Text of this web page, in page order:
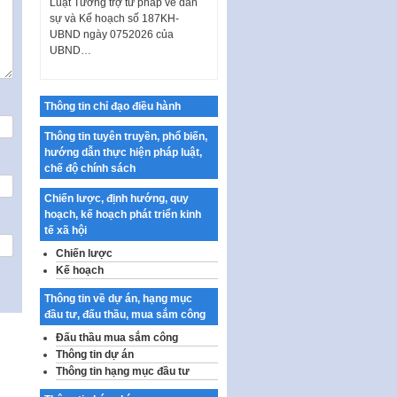
sự và Kế hoạch số 187KH-
UBND ngày 0752026 của
UBND…
thành phố Hà Nội
chính luận về bảo vệ nền tảng tư
tưởng của Đảng…
Công bố công khai dự toán kinh
phí xây dựng pháp luật, hoàn
thiện thể chế, chính…
Quy định về nghiên cứu, ứng
dụng khoa học, công nghệ, đổi
mới sáng tạo và chuyển…
Quy định chi tiết và hướng dẫn
thi hành một số điều của Luật Lý
lịch tư…
Sửa đổi, bổ sung một số nội
dung tại Nghị quyết số 30/NQ-
CP ngày 24 tháng 02…
Thông tin chỉ đạo điều hành
Thông tin tuyên truyền, phổ biến,
hướng dẫn thực hiện pháp luật,
chế độ chính sách
Chiến lược, định hướng, quy
hoạch, kế hoạch phát triển kinh
tế xã hội
Chiến lược
Kế hoạch
Thông tin về dự án, hạng mục
đầu tư, đấu thầu, mua sắm công
Đấu thầu mua sắm công
Thông tin dự án
Thông tin hạng mục đầu tư